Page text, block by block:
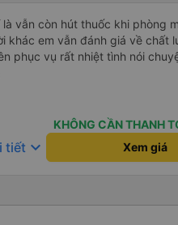
vẫn còn hút thuốc khi phòng
lượng nhà xe
phục vụ rất nhiệt tình nói
KHÔNG CẦN THANH
tiết keyboard_arrow_down Xem giá